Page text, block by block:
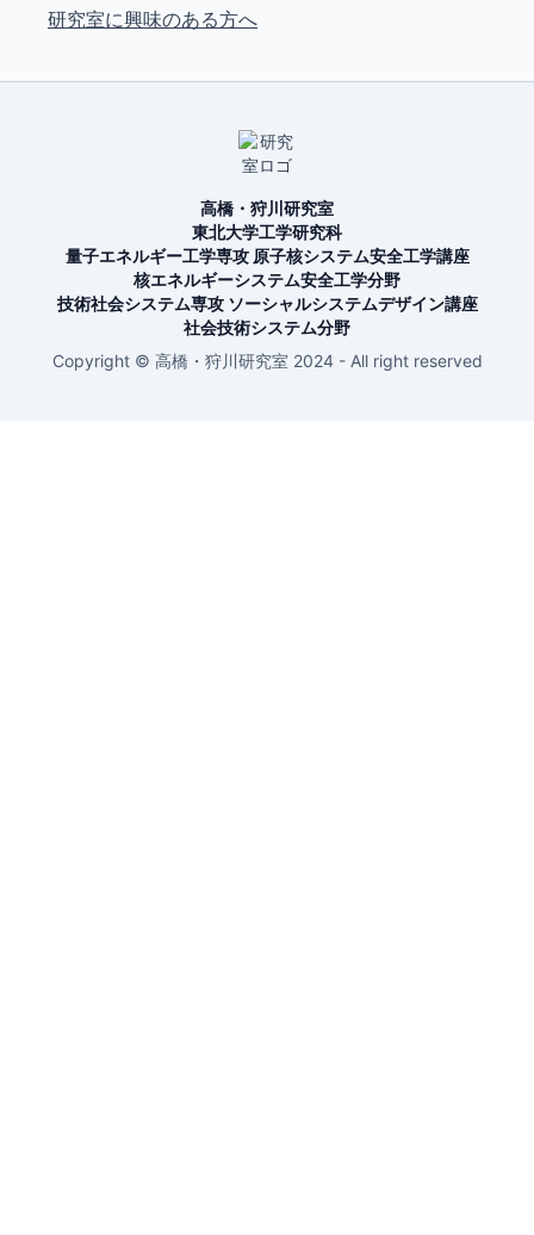
研究室に興味のある方へ
高橋・狩川研究室
東北大学工学研究科
量子エネルギー工学専攻 原子核システム安全工学講座
核エネルギーシステム安全工学分野
技術社会システム専攻 ソーシャルシステムデザイン講座
社会技術システム分野
Copyright © 高橋・狩川研究室 2024 - All right reserved